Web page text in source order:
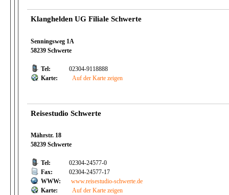
Klanghelden UG Filiale Schwerte
Senningsweg 1A
58239 Schwerte
Tel:
02304-9118888
Karte:
Auf der Karte zeigen
Reisestudio Schwerte
Mährstr. 18
58239 Schwerte
Tel:
02304-24577-0
Fax:
02304-24577-17
WWW:
www.reisestudio-schwerte.de
Karte:
Auf der Karte zeigen